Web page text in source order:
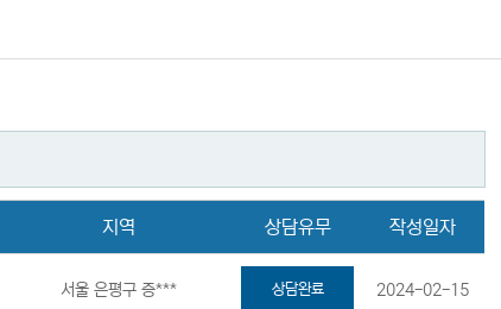
지역 상담유무 작성일자
서울 은평구 증*** 상담완료 2024-02-15